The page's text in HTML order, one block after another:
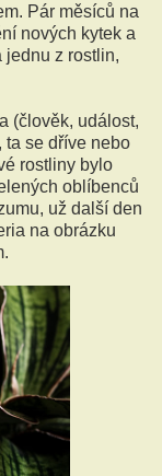
Pár měsíců na
nových kytek a
jednu z rostlin,
(člověk, událost,
ta se dříve nebo
rostliny bylo
oblíbenců
už další den
na obrázku